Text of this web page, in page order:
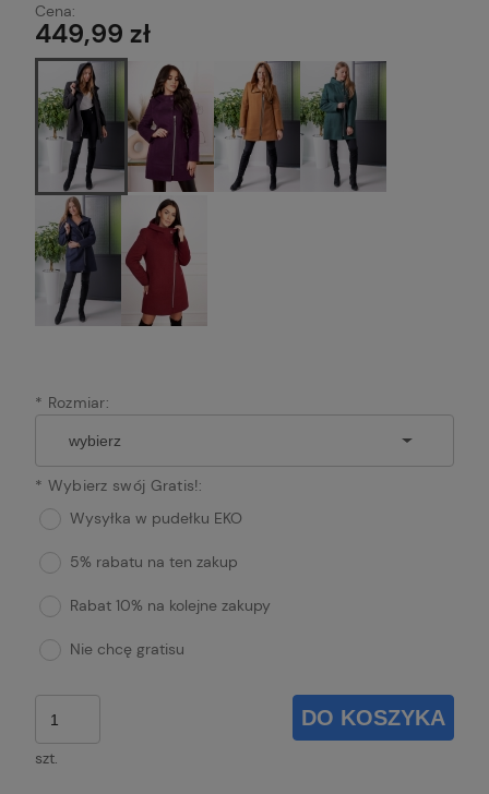
Cena:
449,99 zł
* Rozmiar:
* Wybierz swój Gratis!:
Wysyłka w pudełku EKO
5% rabatu na ten zakup
Rabat 10% na kolejne zakupy
Nie chcę gratisu
szt.
DO KOSZYKA